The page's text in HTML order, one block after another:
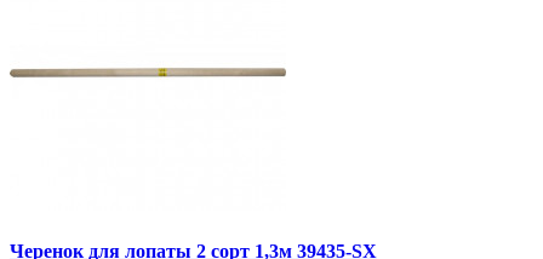
Черенок для лопаты 2 сорт 1,3м 39435-SХ